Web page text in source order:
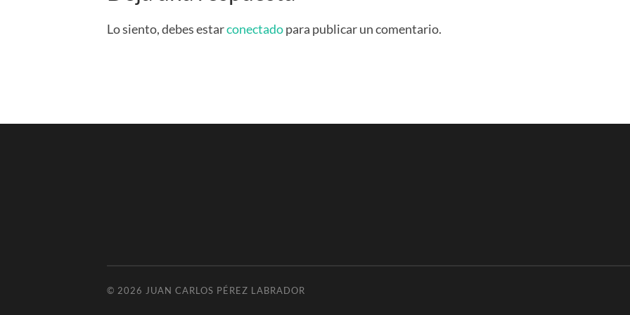
Lo siento, debes estarconectadopara publicar un comentario.
© 2026 JUAN CARLOS PÉREZ LABRADOR